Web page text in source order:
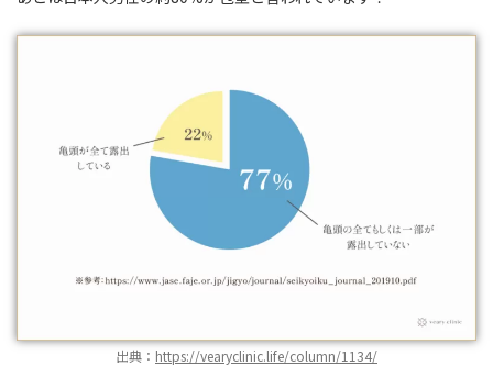
出典： https://vearyclinic.life/column/1134/